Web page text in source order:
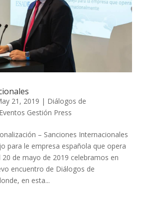
21, 2019 | Diálogos de
Eventos Gestión Press
– Sanciones Internacionales
para le empresa española que opera
de mayo de 2019 celebramos en
encuentro de Diálogos de
en esta...